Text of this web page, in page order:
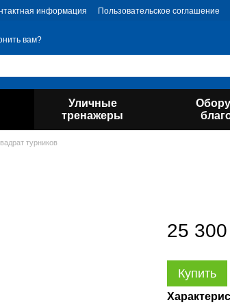
информация Пользовательское соглашение
вам?
Уличные
тренажеры
турников
25 300
Купить